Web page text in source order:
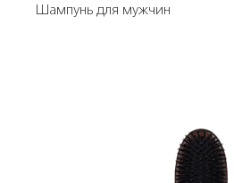
Шампунь для мужчин